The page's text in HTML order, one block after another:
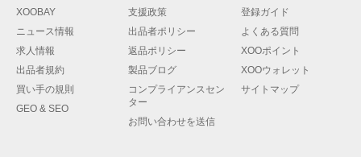
XOOBAY
ニュース情報
求人情報
出品者規約
買い手の規則
GEO & SEO
支援政策
出品者ポリシー
返品ポリシー
製品ブログ
コンプライアンスセン
ター
お問い合わせを送信
登録ガイド
よくある質問
XOOポイント
XOOウォレット
サイトマップ